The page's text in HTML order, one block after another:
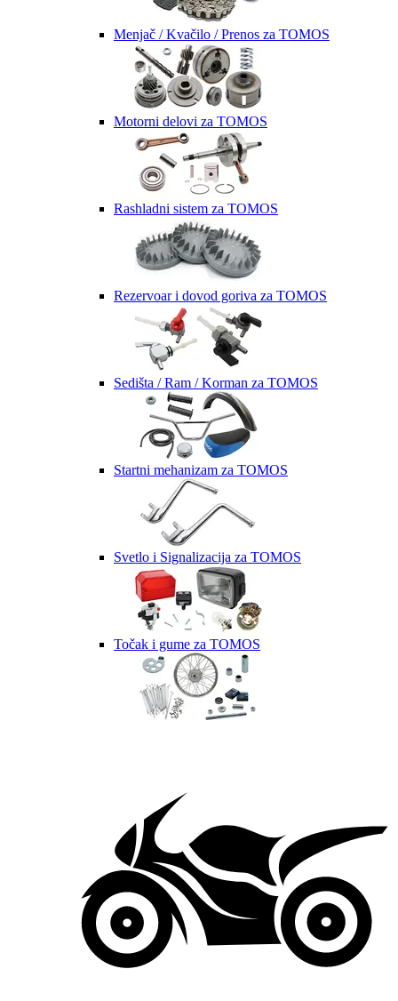
Menjač / Kvačilo / Prenos za TOMOS
Motorni delovi za TOMOS
Rashladni sistem za TOMOS
Rezervoar i dovod goriva za TOMOS
Sedišta / Ram / Korman za TOMOS
Startni mehanizam za TOMOS
Svetlo i Signalizacija za TOMOS
Točak i gume za TOMOS